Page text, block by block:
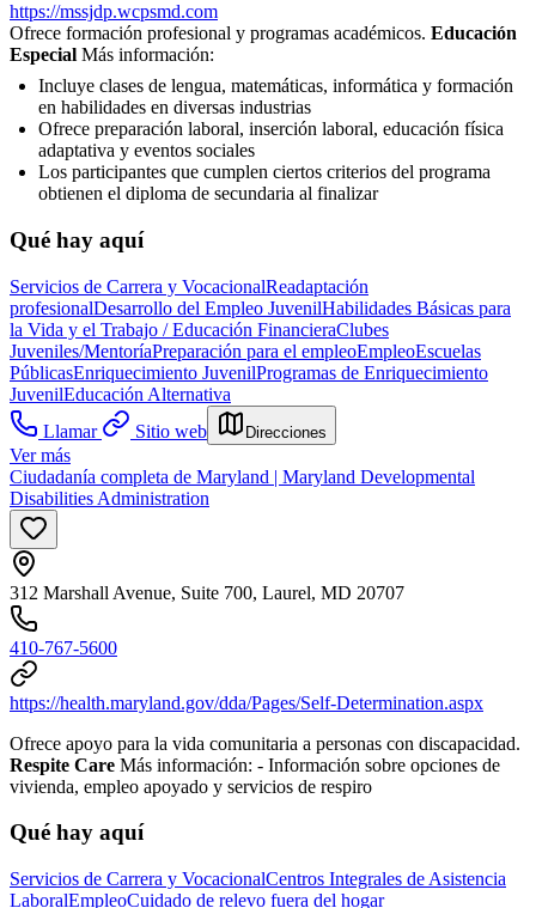
https://mssjdp.wcpsmd.com
Ofrece formación profesional y programas académicos. Educación
Especial Más información:
Incluye clases de lengua, matemáticas, informática y formación
en habilidades en diversas industrias
Ofrece preparación laboral, inserción laboral, educación física
adaptativa y eventos sociales
Los participantes que cumplen ciertos criterios del programa
obtienen el diploma de secundaria al finalizar
Qué hay aquí
Servicios de Carrera y VocacionalReadaptación
profesionalDesarrollo del Empleo JuvenilHabilidades Básicas para
la Vida y el Trabajo / Educación FinancieraClubes
Juveniles/MentoríaPreparación para el empleoEmpleoEscuelas
PúblicasEnriquecimiento JuvenilProgramas de Enriquecimiento
JuvenilEducación Alternativa
Llamar
Sitio web Direcciones
Ver más
Ciudadanía completa de Maryland | Maryland Developmental
Disabilities Administration
312 Marshall Avenue, Suite 700, Laurel, MD 20707
410-767-5600
https://health.maryland.gov/dda/Pages/Self-Determination.aspx
Ofrece apoyo para la vida comunitaria a personas con discapacidad.
Respite Care Más información: - Información sobre opciones de
vivienda, empleo apoyado y servicios de respiro
Qué hay aquí
Servicios de Carrera y VocacionalCentros Integrales de Asistencia
LaboralEmpleoCuidado de relevo fuera del hogar